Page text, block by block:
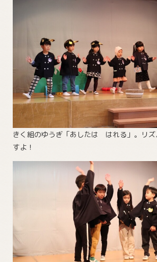
きく組のゆうぎ「あしたは はれる」。リズ
すよ！